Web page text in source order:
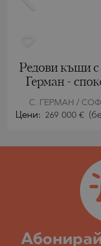
Редови къщи с
Герман -
С. ГЕРМАН /
Цени: 269 000 €